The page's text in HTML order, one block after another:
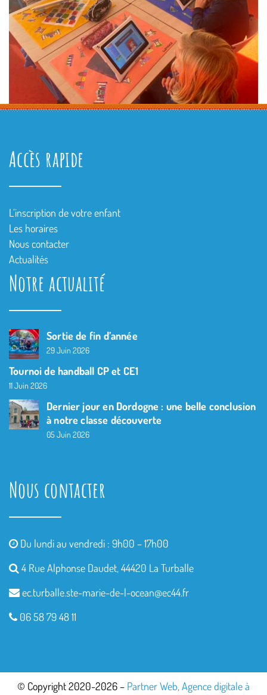
Accès rapide
L’inscription de votre enfant
Les horaires
Nous contacter
Actualités
Notre actualité
Sortie de fin d’année
29 Juin 2026
Tournoi de handball CP et CE1
11 Juin 2026
Dernier jour en Dordogne : une belle conclusion
à notre classe découverte
05 Juin 2026
Nous contacter
Du lundi au vendredi : 9h00 – 17h00
4 Rue Alphonse Daudet, 44420 La Turballe
ec.turballe.ste-marie-de-l-ocean@ec44.fr
06 58 79 48 11
© Copyright 2020-2026 – Partner Web, Agence digitale à